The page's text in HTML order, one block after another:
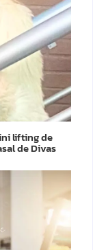
lifting de
de Divas